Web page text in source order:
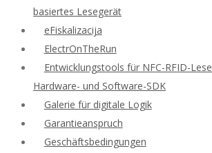
basiertes Lesegerät
eFiskalizacija
ElectrOnTheRun
Entwicklungstools für NFC-RFID-
Hardware- und Software-SDK
Galerie für digitale Logik
Garantieanspruch
Geschäftsbedingungen